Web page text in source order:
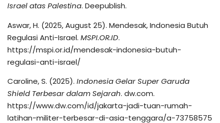
Israel atas Palestina. Deepublish.
Aswar, H. (2025, August 25). Mendesak, Indonesia Butuh
Regulasi Anti-Israel. MSPI.OR.ID.
https://mspi.or.id/mendesak-indonesia-butuh-
regulasi-anti-israel/
Caroline, S. (2025). Indonesia Gelar Super Garuda
Shield Terbesar dalam Sejarah. dw.com.
https://www.dw.com/id/jakarta-jadi-tuan-rumah-
latihan-militer-terbesar-di-asia-tenggara/a-73758575